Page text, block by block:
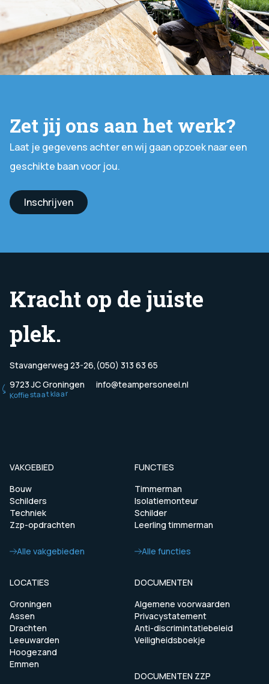
Zet jij ons aan het werk?
Laat je gegevens achter en wij gaan opzoek naar een
geschikte baan voor jou.
Inschrijven
Kracht op de juiste
plek.
Stavangerweg 23-26,
9723 JC Groningen
Koffie staat klaar
(050) 313 63 65
info@teampersoneel.nl
VAKGEBIED
Bouw
Schilders
Techniek
Zzp-opdrachten
Alle vakgebieden
FUNCTIES
Timmerman
Isolatiemonteur
Schilder
Leerling timmerman
Alle functies
LOCATIES
Groningen
Assen
Drachten
Leeuwarden
Hoogezand
Emmen
DOCUMENTEN
Algemene voorwaarden
Privacystatement
Anti-discrimintatiebeleid
Veiligheidsboekje
DOCUMENTEN ZZP